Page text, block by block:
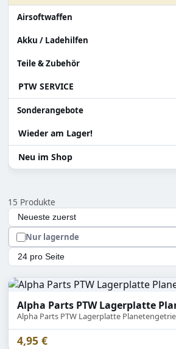
Airsoftwaffen
Alle Airsoftwaffen
Granatenwerfer
Sniper
Systema PTW
Akku / Ladehilfen
Alle Akku / Ladehilfen
Ladehilfen
Akku
Teile & Zubehör
Alle Teile & Zubehör
Zylinder Ersatzteile
Teile für Systema PTW
Gearbox / Teile Systema PTW
Zubehör
Hopup und Teile
Magazine & Teile
PTW SERVICE
Sonderangebote
Alle Sonderangebote
Abverkauf Sonderposten
Wieder am Lager!
Neu im Shop
15 Produkte
Auswahl lädt die Seite automatisch
Sortierung
Nur lagernde
Artikel pro Seite
Alpha Parts PTW
Alpha Parts PTW Lagerplatte
4,95 €